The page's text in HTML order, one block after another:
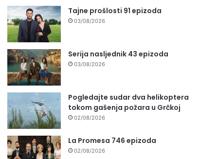
Tajne prošlosti 91 epizoda
03/08/2026
Serija nasljednik 43 epizoda
03/08/2026
Pogledajte sudar dva helikoptera
tokom gašenja požara u Grčkoj
02/08/2026
La Promesa 746 epizoda
02/08/2026